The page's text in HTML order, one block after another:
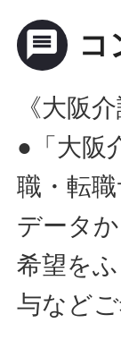
message コ
《大阪
●「大阪
職・転
データ
希望を
与など